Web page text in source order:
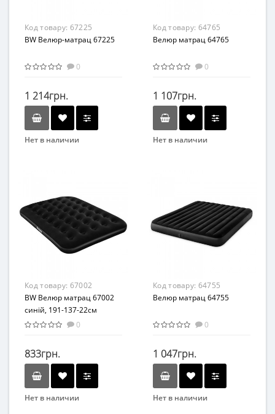
Код товару: 67225
BW Велюр-матрац 67225
0
1 214грн.
Нет в наличии
Код товару: 64765
Велюр матрац 64765
0
1 107грн.
Нет в наличии
Возраст
от 3 лет
Код товару: 67002
BW Велюр матрац 67002
синій, 191-137-22см
0
833грн.
Нет в наличии
Код товару: 64755
Велюр матрац 64755
0
1 047грн.
Нет в наличии